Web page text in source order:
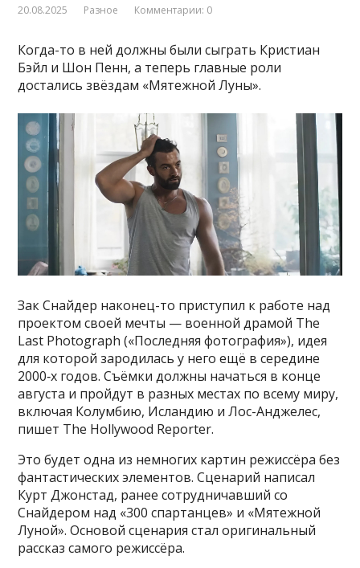
20.08.2025 Разное Комментарии: 0
Когда-то в ней должны были сыграть Кристиан
Бэйл и Шон Пенн, а теперь главные роли
достались звёздам «Мятежной Луны».
Зак Снайдер наконец-то приступил к работе над
проектом своей мечты — военной драмой The
Last Photograph («Последняя фотография»), идея
для которой зародилась у него ещё в середине
2000‑х годов. Съёмки должны начаться в конце
августа и пройдут в разных местах по всему миру,
включая Колумбию, Исландию и Лос-Анджелес,
пишет The Hollywood Reporter.
Это будет одна из немногих картин режиссёра без
фантастических элементов. Сценарий написал
Курт Джонстад, ранее сотрудничавший со
Снайдером над «300 спартанцев» и «Мятежной
Луной». Основой сценария стал оригинальный
рассказ самого режиссёра.